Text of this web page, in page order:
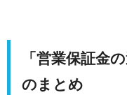
「営業保証金
のまとめ